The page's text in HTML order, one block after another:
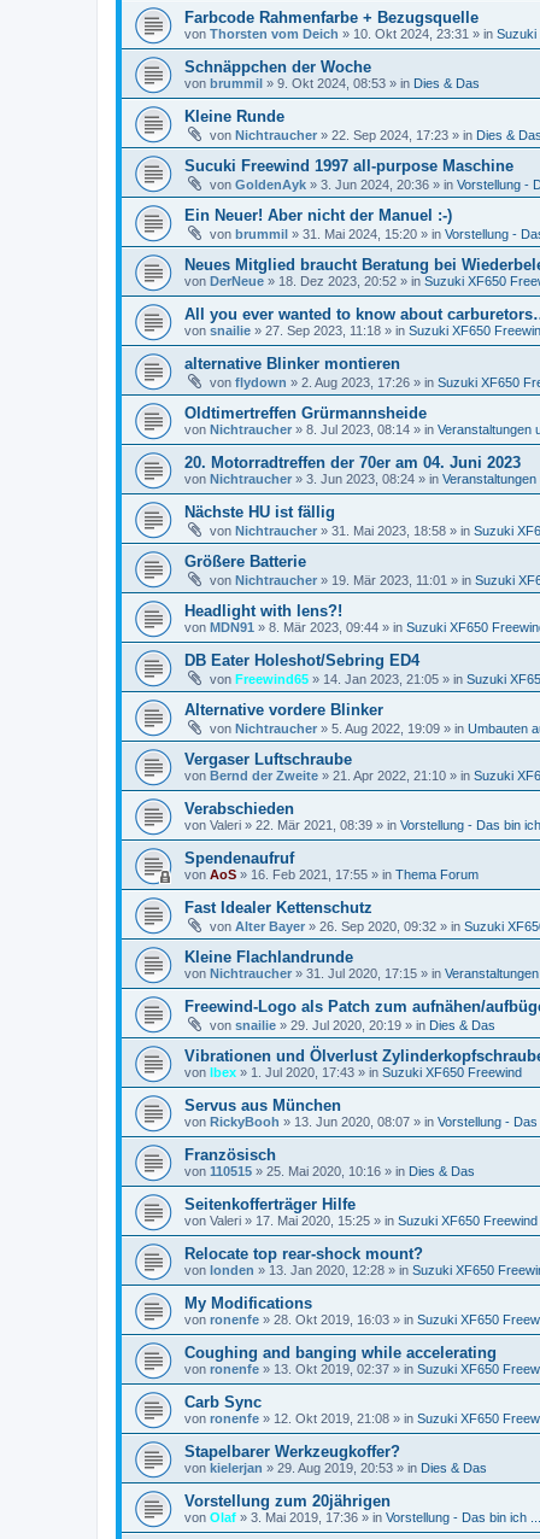
Farbcode Rahmenfarbe + Bezugsquelle
von Thorsten vom Deich » 10. Okt 2024, 23:31 » in Suzuki
Schnäppchen der Woche
von brummil » 9. Okt 2024, 08:53 » in Dies & Das
Kleine Runde
von Nichtraucher » 22. Sep 2024, 17:23 » in Dies & Das
Sucuki Freewind 1997 all-purpose Maschine
von GoldenAyk » 3. Jun 2024, 20:36 » in Vorstellung -
Ein Neuer! Aber nicht der Manuel :-)
von brummil » 31. Mai 2024, 15:20 » in Vorstellung -
Neues Mitglied braucht Beratung bei
von DerNeue » 18. Dez 2023, 20:52 » in Suzuki XF650
All you ever wanted to know about
von snailie » 27. Sep 2023, 11:18 » in Suzuki XF650
alternative Blinker montieren
von flydown » 2. Aug 2023, 17:26 » in Suzuki XF650
Oldtimertreffen Grürmannsheide
von Nichtraucher » 8. Jul 2023, 08:14 » in Veranstaltungen
20. Motorradtreffen der 70er am 04. Juni 2023
von Nichtraucher » 3. Jun 2023, 08:24 » in Veranstaltungen
Nächste HU ist fällig
von Nichtraucher » 31. Mai 2023, 18:58 » in Suzuki
Größere Batterie
von Nichtraucher » 19. Mär 2023, 11:01 » in Suzuki
Headlight with lens?!
von MDN91 » 8. Mär 2023, 09:44 » in Suzuki XF650
DB Eater Holeshot/Sebring ED4
von Freewind65 » 14. Jan 2023, 21:05 » in Suzuki
Alternative vordere Blinker
von Nichtraucher » 5. Aug 2022, 19:09 » in Umbauten
Vergaser Luftschraube
von Bernd der Zweite » 21. Apr 2022, 21:10 » in Suzuki
Verabschieden
von Valeri » 22. Mär 2021, 08:39 » in Vorstellung - Das bin ich
Spendenaufruf
von AoS » 16. Feb 2021, 17:55 » in Thema Forum
Fast Idealer Kettenschutz
von Alter Bayer » 26. Sep 2020, 09:32 » in Suzuki
Kleine Flachlandrunde
von Nichtraucher » 31. Jul 2020, 17:15 » in
Freewind-Logo als Patch zum aufnähen/
von snailie » 29. Jul 2020, 20:19 » in Dies & Das
Vibrationen und Ölverlust
von Ibex » 1. Jul 2020, 17:43 » in Suzuki XF650 Freewind
Servus aus München
von RickyBooh » 13. Jun 2020, 08:07 » in Vorstellung - Das
Französisch
von 110515 » 25. Mai 2020, 10:16 » in Dies & Das
Seitenkofferträger Hilfe
von Valeri » 17. Mai 2020, 15:25 » in Suzuki XF650 Freewind
Relocate top rear-shock mount?
von londen » 13. Jan 2020, 12:28 » in Suzuki XF650
My Modifications
von ronenfe » 28. Okt 2019, 16:03 » in Suzuki XF650
Coughing and banging while accelerating
von ronenfe » 13. Okt 2019, 02:37 » in Suzuki XF650
Carb Sync
von ronenfe » 12. Okt 2019, 21:08 » in Suzuki XF650
Stapelbarer Werkzeugkoffer?
von kielerjan » 29. Aug 2019, 20:53 » in Dies & Das
Vorstellung zum 20jährigen
von Olaf » 3. Mai 2019, 17:36 » in Vorstellung - Das bin ich ...